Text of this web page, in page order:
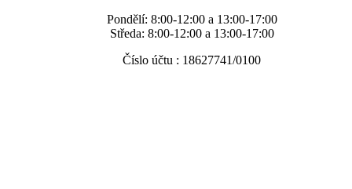
Pondělí: 8:00-12:00 a 13:00-17:00
Středa: 8:00-12:00 a 13:00-17:00
Číslo účtu : 18627741/0100